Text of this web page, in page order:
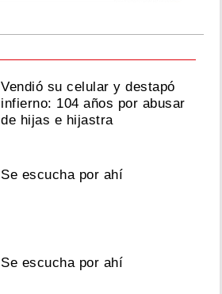
Vendió su celular y destapó
infierno: 104 años por abusar
de hijas e hijastra
Se escucha por ahí
Se escucha por ahí